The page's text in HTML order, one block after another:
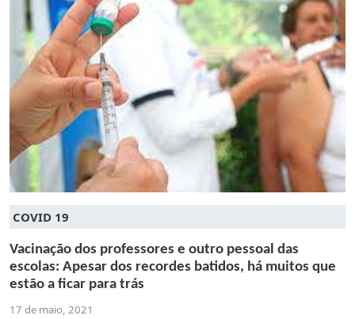
COVID 19
Vacinação dos professores e outro pessoal das
escolas: Apesar dos recordes batidos, há muitos que
estão a ficar para trás
17 de maio, 2021